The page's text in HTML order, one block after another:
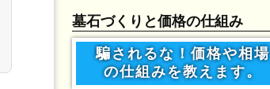
墓石づくりと価格の仕組み
騙されるな！価格や相場
の仕組みを教えます。